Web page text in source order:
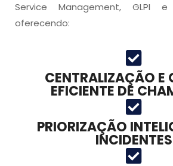
Service Management, GLPI
oferecendo:
CENTRALIZAÇÃO E
EFICIENTE DE
PRIORIZAÇÃO
INCIDENTES